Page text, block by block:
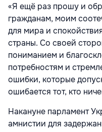
«Я ещё раз прошу и
гражданам, моим
для мира и
страны. Со своей
пониманием и
потребностям и
ошибки, которые
ошибается тот, кто
Накануне парламент
амнистии для